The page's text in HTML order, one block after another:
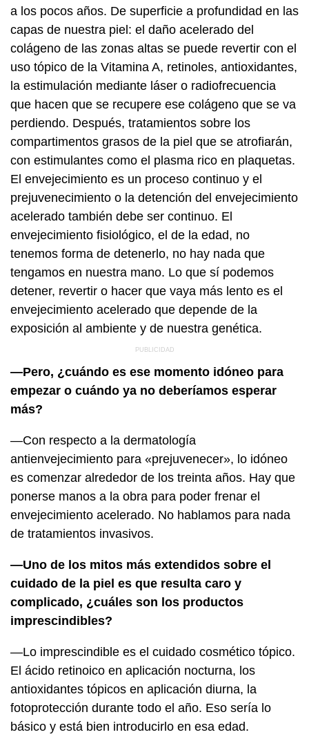
a los pocos años. De superficie a profundidad en las
capas de nuestra piel: el daño acelerado del
colágeno de las zonas altas se puede revertir con el
uso tópico de la Vitamina A, retinoles, antioxidantes,
la estimulación mediante láser o radiofrecuencia
que hacen que se recupere ese colágeno que se va
perdiendo. Después, tratamientos sobre los
compartimentos grasos de la piel que se atrofiarán,
con estimulantes como el plasma rico en plaquetas.
El envejecimiento es un proceso continuo y el
prejuvenecimiento o la detención del envejecimiento
acelerado también debe ser continuo. El
envejecimiento fisiológico, el de la edad, no
tenemos forma de detenerlo, no hay nada que
tengamos en nuestra mano. Lo que sí podemos
detener, revertir o hacer que vaya más lento es el
envejecimiento acelerado que depende de la
exposición al ambiente y de nuestra genética.
—Pero, ¿cuándo es ese momento idóneo para
empezar o cuándo ya no deberíamos esperar
más?
—Con respecto a la dermatología
antienvejecimiento para «prejuvenecer», lo idóneo
es comenzar alrededor de los treinta años. Hay que
ponerse manos a la obra para poder frenar el
envejecimiento acelerado. No hablamos para nada
de tratamientos invasivos.
—Uno de los mitos más extendidos sobre el
cuidado de la piel es que resulta caro y
complicado, ¿cuáles son los productos
imprescindibles?
—Lo imprescindible es el cuidado cosmético tópico.
El ácido retinoico en aplicación nocturna, los
antioxidantes tópicos en aplicación diurna, la
fotoprotección durante todo el año. Eso sería lo
básico y está bien introducirlo en esa edad.